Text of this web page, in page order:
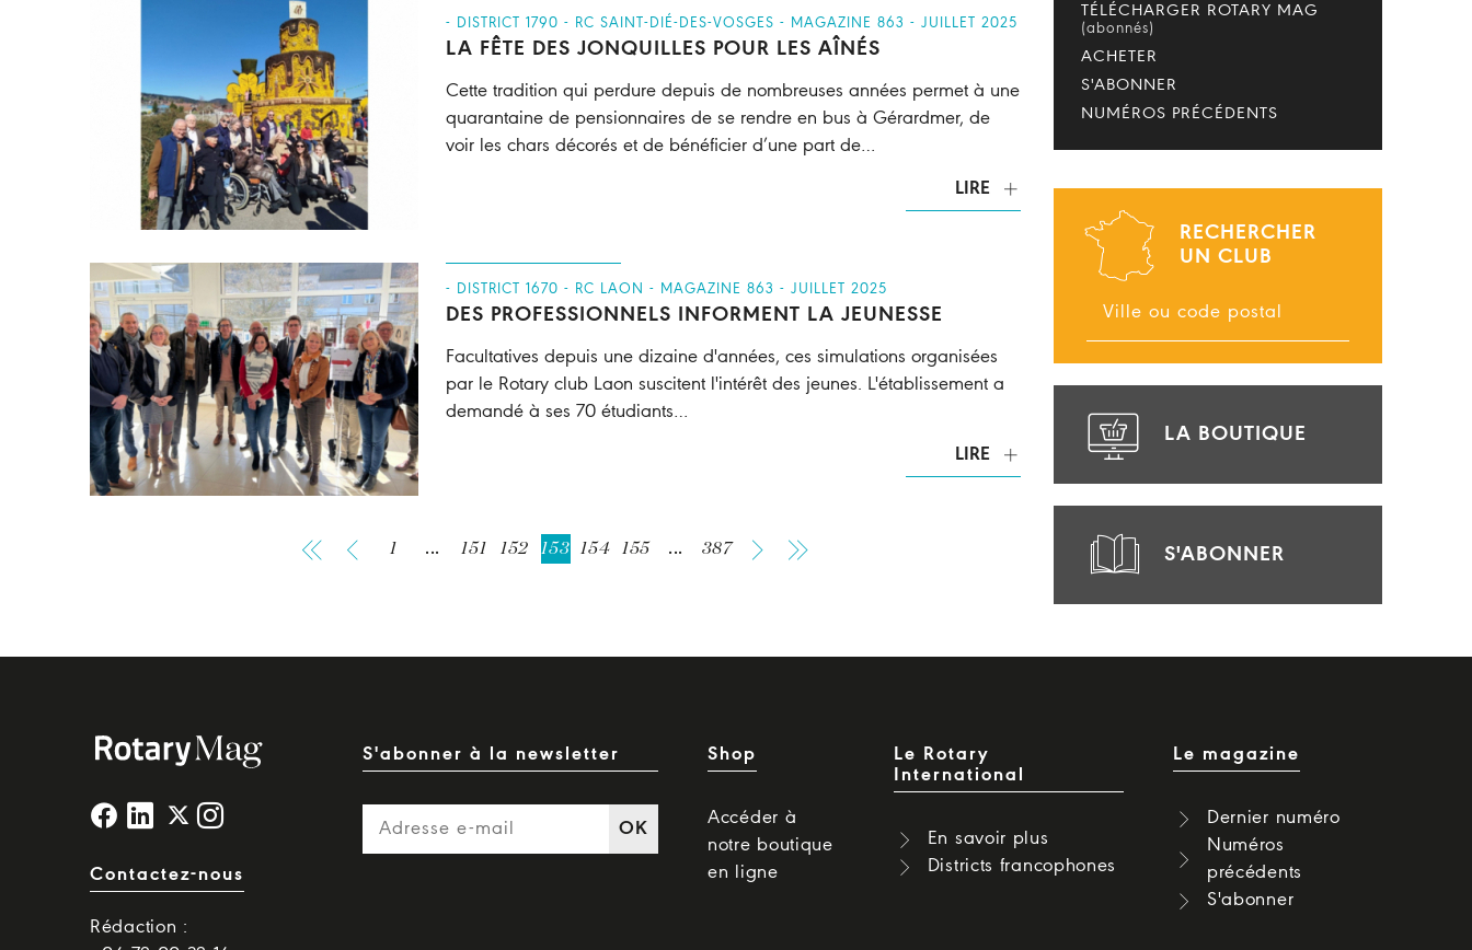
- DISTRICT 1790 - RC SAINT-DIÉ-DES-VOSGES - MAGAZINE 863 - JUILLET 2025
LA FÊTE DES JONQUILLES POUR LES AÎNÉS
Cette tradition qui perdure depuis de nombreuses années permet à une
quarantaine de pensionnaires de se rendre en bus à Gérardmer, de
voir les chars décorés et de bénéficier d’une part de…
LIRE
- DISTRICT 1670 - RC LAON - MAGAZINE 863 - JUILLET 2025
DES PROFESSIONNELS INFORMENT LA JEUNESSE
Facultatives depuis une dizaine d'années, ces simulations organisées
par le Rotary club Laon suscitent l'intérêt des jeunes. L'établissement a
demandé à ses 70 étudiants…
LIRE
1 ... 151 152 153 154 155 ... 387
TÉLÉCHARGER ROTARY MAG
(abonnés)
ACHETER
S'ABONNER
NUMÉROS PRÉCÉDENTS
RECHERCHER
UN CLUB
LA BOUTIQUE
S'ABONNER
Contactez-nous
Rédaction :
S'abonner à la newsletter
OK
Shop
Accéder à
notre boutique
en ligne
Le Rotary
International
En savoir plus
Districts francophones
Le magazine
Dernier numéro
Numéros
précédents
S'abonner